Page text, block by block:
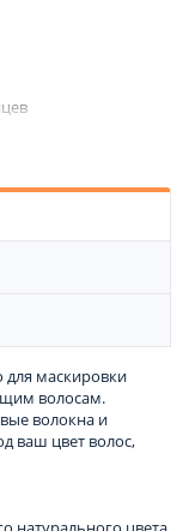
для маскировки
волосам.
волокна и
ваш цвет волос,